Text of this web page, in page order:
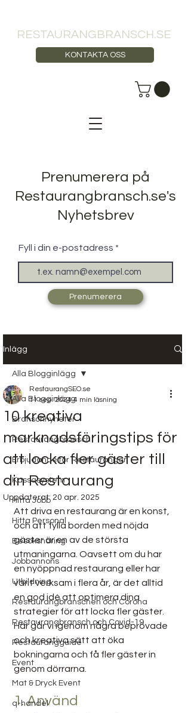
RESTAURANGBRANSCH.SE
KONTAKTA OSS
Prenumerera på
Restaurangbransch.se's
Nyhetsbrev
Fyll i din e-postadress
Prenumerera
Inlägg
Alla Blogginlägg
Branschnyheter
Restaurangbransch
Erbjudande för Restauranger
Kassasystem
Hitta Jobb
Hitta Personal
Besöksnäring
Jobbannons
Utbildning
Restaurangbranschen och Corona
Restaurangbransch och Covid-19
Restaurangguide
Event
Mat & Dryck Event
q-handel
Alla Blogginlägg
10 kreativa
marknadsföringstips för
att locka fler gäster till
din Restaurang
RestaurangSEO.se
11 sep. 2024 4 min läsning
Uppdaterat: 20 apr. 2025
Att driva en restaurang är en konst,
och att fylla borden med nöjda
gäster är en av de största
utmaningarna. Oavsett om du har
en nyöppnad restaurang eller har
varit verksam i flera år, är det alltid
en god idé att optimera dina
strategier för att locka fler gäster.
Här går vi igenom några beprövade
och kreativa sätt att öka
bokningarna och få fler gäster in
genom dörrarna.
1. Använd